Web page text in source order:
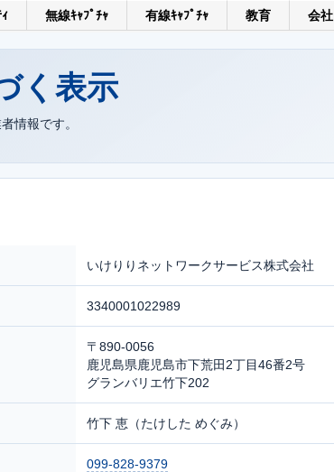
無線ｷｬﾌﾟﾁｬ 有線ｷｬﾌﾟﾁｬ 教育 会社
く表示
情報です。
いけりりネットワークサービス株式会社
3340001022989
〒890-0056
鹿児島県鹿児島市下荒田2丁目46番2号
グランバリエ竹下202
竹下 恵（たけした めぐみ）
099-828-9379